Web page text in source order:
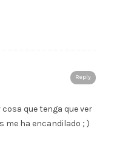
Reply
que tenga que ver
me ha encandilado ; )